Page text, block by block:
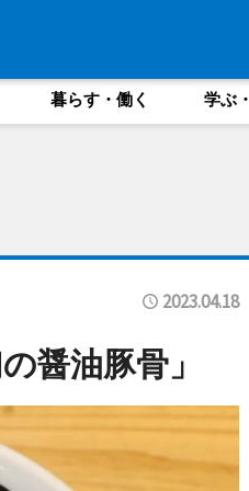
暮らす・働く 学ぶ
2023.04.18
醤油豚骨」